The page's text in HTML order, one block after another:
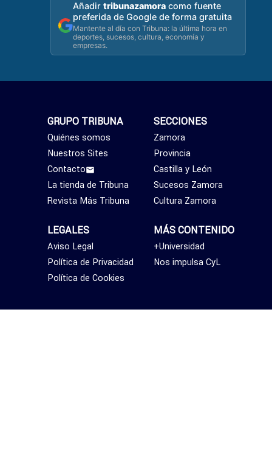
Añadirtribunazamora como fuente
preferida de Google de forma gratuita
Mantente al día con Tribuna: la última hora en
deportes, sucesos, cultura, economía y
empresas.
SECCIONES
Zamora
Provincia
Castilla y León
Sucesos Zamora
Cultura Zamora
MÁS CONTENIDO
+Universidad
Nos impulsa CyL
GRUPO TRIBUNA
Quiénes somos
Nuestros Sites
Contacto
La tienda de Tribuna
Revista Más Tribuna
LEGALES
Aviso Legal
Política de Privacidad
Política de Cookies